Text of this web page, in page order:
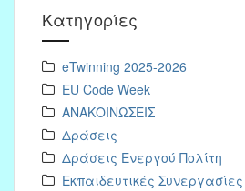
Kατηγορίες
eTwinning 2025-2026
EU Code Week
ΑΝΑΚΟΙΝΩΣΕΙΣ
Δράσεις
Δράσεις Ενεργού Πολίτη
Εκπαιδευτικές Συνεργασίες